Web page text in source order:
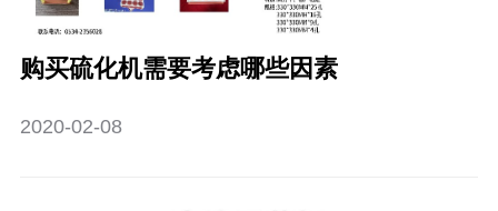
购买硫化机需要考虑哪些因素
2020-02-08